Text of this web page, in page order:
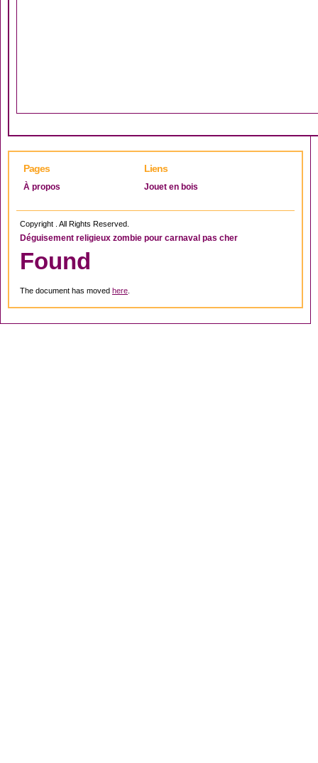
Pages
À propos
Liens
Jouet en bois
Copyright . All Rights Reserved.
Déguisement religieux zombie pour carnaval pas cher
Found
The document has moved here